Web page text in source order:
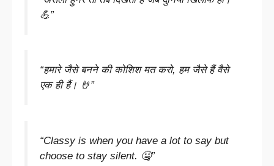
💪”
“हमारे जैसे बनने की कोशिश मत करो, हम जैसे हैं वैसे
एक ही हैं। 🤘”
“Classy is when you have a lot to say but
choose to stay silent. 🤐”